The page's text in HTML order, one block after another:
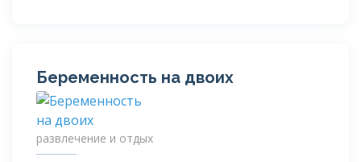
Беременность на двоих
развлечение и отдых